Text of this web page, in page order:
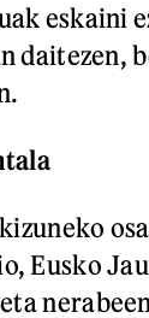
eskaini
daitezen,
Eusko